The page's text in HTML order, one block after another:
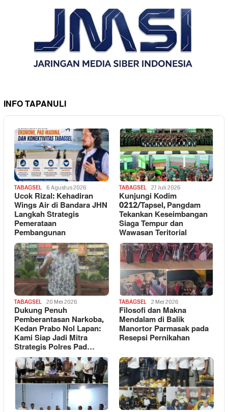
INFO TAPANULI
TABAGSEL 6 Agustus 2026
Ucok Rizal: Kehadiran
Wings Air di Bandara JHN
Langkah Strategis
Pemerataan
Pembangunan
TABAGSEL 27 Juli 2026
Kunjungi Kodim
0212/Tapsel, Pangdam
Tekankan Keseimbangan
Siaga Tempur dan
Wawasan Teritorial
TABAGSEL 20 Mei 2026
Dukung Penuh
Pemberantasan Narkoba,
Kedan Prabo Nol Lapan:
Kami Siap Jadi Mitra
Strategis Polres Pad…
TABAGSEL 2 Mei 2026
Filosofi dan Makna
Mendalam di Balik
Manortor Parmasak pada
Resepsi Pernikahan